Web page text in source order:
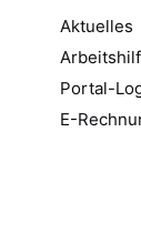
Aktuelles
Portal-
E-